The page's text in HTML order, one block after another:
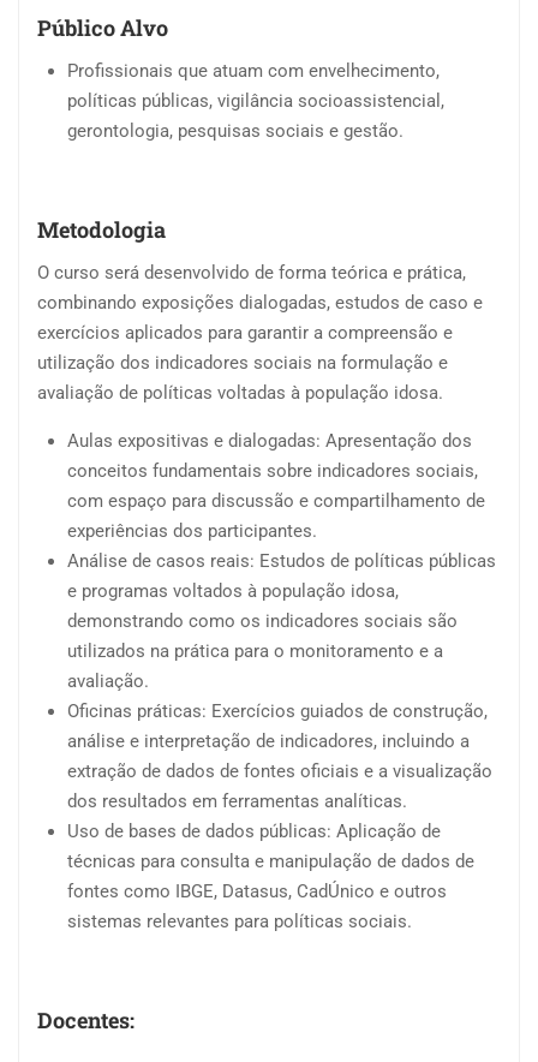
Público Alvo
Profissionais que atuam com envelhecimento,
políticas públicas, vigilância socioassistencial,
gerontologia, pesquisas sociais e gestão.
Metodologia
O curso será desenvolvido de forma teórica e prática,
combinando exposições dialogadas, estudos de caso e
exercícios aplicados para garantir a compreensão e
utilização dos indicadores sociais na formulação e
avaliação de políticas voltadas à população idosa.
Aulas expositivas e dialogadas: Apresentação dos
conceitos fundamentais sobre indicadores sociais,
com espaço para discussão e compartilhamento de
experiências dos participantes.
Análise de casos reais: Estudos de políticas públicas
e programas voltados à população idosa,
demonstrando como os indicadores sociais são
utilizados na prática para o monitoramento e a
avaliação.
Oficinas práticas: Exercícios guiados de construção,
análise e interpretação de indicadores, incluindo a
extração de dados de fontes oficiais e a visualização
dos resultados em ferramentas analíticas.
Uso de bases de dados públicas: Aplicação de
técnicas para consulta e manipulação de dados de
fontes como IBGE, Datasus, CadÚnico e outros
sistemas relevantes para políticas sociais.
Docentes: